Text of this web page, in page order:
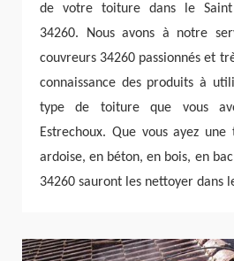
de votre toiture dans le Saint
34260. Nous avons à notre
couvreurs 34260 passionnés et
connaissance des produits à
type de toiture que vous
Estrechoux. Que vous ayez
ardoise, en béton, en bois, en
34260 sauront les nettoyer dans